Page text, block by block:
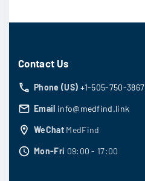
Contact Us
Phone (US) +1-505-750-3867
Email info@medfind.link
WeChat MedFind
Mon-Fri 09:00 - 17:00